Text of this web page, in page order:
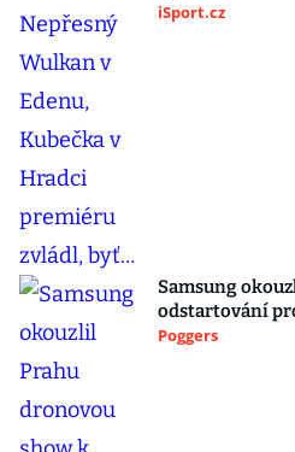
iSport.cz
Samsung
odstartování
Poggers